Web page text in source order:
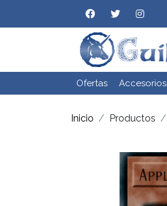
Ofertas Accesorios
Inicio Productos